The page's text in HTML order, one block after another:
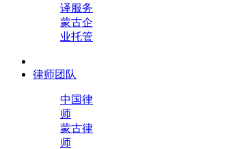
译服务
蒙古企
业托管
律师团队
中国律
师
蒙古律
师